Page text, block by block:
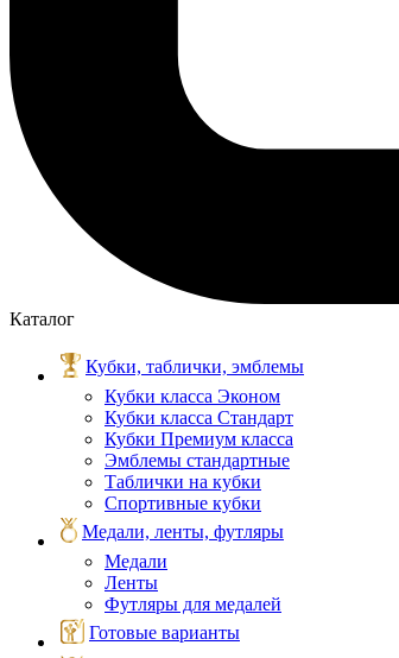
Каталог
Кубки, таблички, эмблемы
Кубки класса Эконом
Кубки класса Стандарт
Кубки Премиум класса
Эмблемы стандартные
Таблички на кубки
Спортивные кубки
Медали, ленты, футляры
Медали
Ленты
Футляры для медалей
Готовые варианты